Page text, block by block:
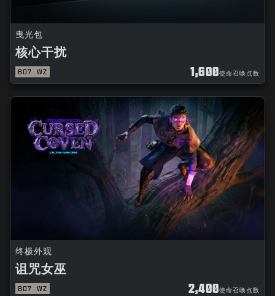
曳光包
核心干扰
BO7 WZ 1,600使命召唤点数
终极外观
诅咒女巫
BO7 WZ 2,400使命召唤点数